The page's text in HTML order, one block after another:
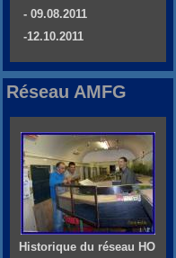
- 09.08.2011
-12.10.2011
Réseau AMFG
Historique du réseau HO